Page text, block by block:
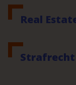
Real
Strafrecht